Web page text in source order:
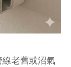
老舊或沼氣